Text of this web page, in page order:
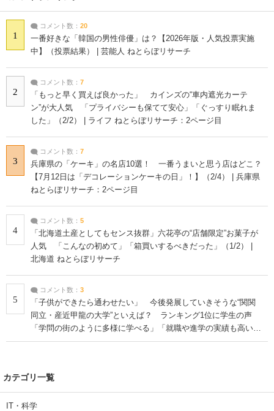
1
コメント数： 20
一番好きな「韓国の男性俳優」は？【2026年版・人気投票実施
中】（投票結果） | 芸能人 ねとらぼリサーチ
2
コメント数： 7
「もっと早く買えば良かった」 カインズの“車内遮光カーテ
ン”が大人気 「プライバシーも保てて安心」「ぐっすり眠れま
した」（2/2） | ライフ ねとらぼリサーチ：2ページ目
3
コメント数： 7
兵庫県の「ケーキ」の名店10選！ 一番うまいと思う店はどこ？
【7月12日は「デコレーションケーキの日」！】（2/4） | 兵庫県
ねとらぼリサーチ：2ページ目
4
コメント数： 5
「北海道土産としてもセンス抜群」六花亭の“店舗限定”お菓子が
人気 「こんなの初めて」「箱買いするべきだった」（1/2） |
北海道 ねとらぼリサーチ
5
コメント数： 3
「子供ができたら通わせたい」 今後発展していきそうな“関関
同立・産近甲龍の大学”といえば？ ランキング1位に学生の声
「学問の街のように多様に学べる」「就職や進学の実績も高い」
| 大学 ねとらぼリサーチ
カテゴリ一覧
IT・科学